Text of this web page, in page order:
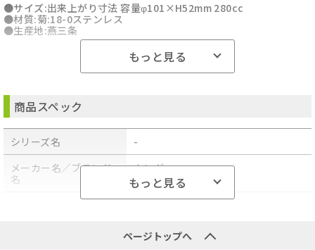
●サイズ:出来上がり寸法 容量φ101×H52mm 280cc
●材質:菊:18-0ステンレス
●生産地:燕三条
もっと見る
商品スペック
シリーズ名
-
メーカー名／ブランド
名
カンダ
もっと見る
ページトップへ